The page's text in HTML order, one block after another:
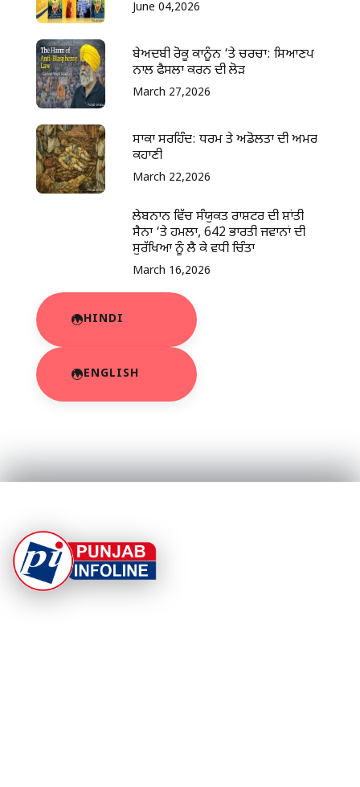
June 04,2026
ਬੇਅਦਬੀ ਰੋਕੂ ਕਾਨੂੰਨ ‘ਤੇ ਚਰਚਾ: ਸਿਆਣਪ
ਨਾਲ ਫੈਸਲਾ ਕਰਨ ਦੀ ਲੋੜ
March 27,2026
ਸਾਕਾ ਸਰਹਿੰਦ: ਧਰਮ ਤੇ ਅਡੋਲਤਾ ਦੀ ਅਮਰ
ਕਹਾਣੀ
March 22,2026
ਲੇਬਨਾਨ ਵਿੱਚ ਸੰਯੁਕਤ ਰਾਸ਼ਟਰ ਦੀ ਸ਼ਾਂਤੀ
ਸੈਨਾ ‘ਤੇ ਹਮਲਾ, 642 ਭਾਰਤੀ ਜਵਾਨਾਂ ਦੀ
ਸੁਰੱਖਿਆ ਨੂੰ ਲੈ ਕੇ ਵਧੀ ਚਿੰਤਾ
March 16,2026
HINDI
ENGLISH